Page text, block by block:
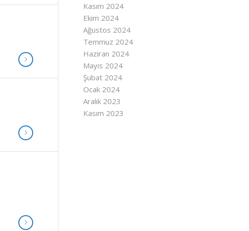
Kasım 2024
Ekim 2024
Ağustos 2024
Temmuz 2024
Haziran 2024
Mayıs 2024
Şubat 2024
Ocak 2024
Aralık 2023
Kasım 2023